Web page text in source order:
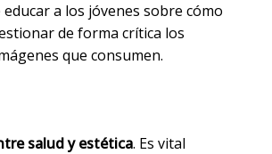
educar a los jóvenes sobre cómo
de forma crítica los
que consumen.
salud y estética. Es vital